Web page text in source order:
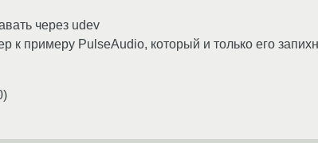
через udev
к примеру PulseAudio, который и только его
)